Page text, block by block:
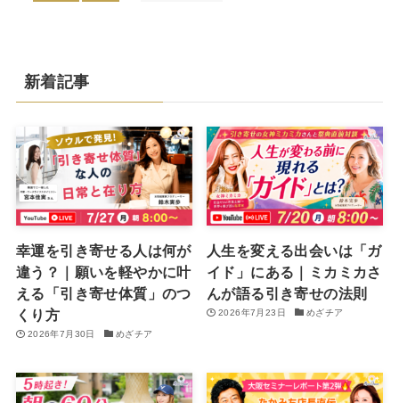
新着記事
幸運を引き寄せる人は何が
違う？｜願いを軽やかに叶
える「引き寄せ体質」のつ
くり方
2026年7月30日 めざチア
人生を変える出会いは「ガ
イド」にある｜ミカミカさ
んが語る引き寄せの法則
2026年7月23日 めざチア